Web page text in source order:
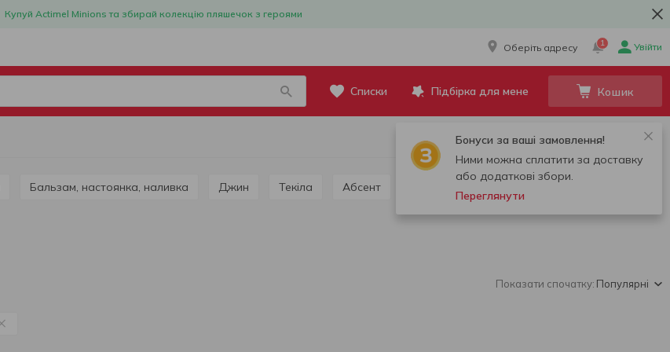
Купуй Actimel Minions та збирай колекцію пляшечок з героями
Оберіть адресу 1 Увійти
Списки Підбірка для мене Кошик
Бонуси за ваші замовлення!
Ними можна сплатити за доставку
або додаткові збори.
Переглянути
Бальзам, настоянка, наливка Джин Текіла Абсент
Показати спочатку: Популярні